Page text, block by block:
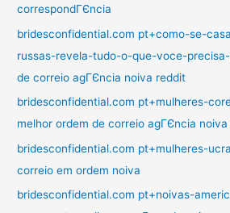
correspondГЄncia
bridesconfidential.com pt+como-se-
russas-revela-tudo-o-que-voce-
de correio agГЄncia noiva reddit
bridesconfidential.com pt+mulheres-
melhor ordem de correio agГЄncia
bridesconfidential.com pt+mulheres-
correio em ordem noiva
bridesconfidential.com pt+noivas-